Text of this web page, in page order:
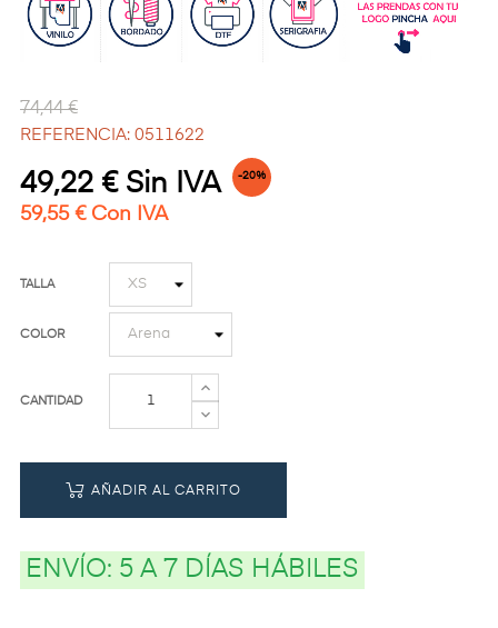
74,44 €
REFERENCIA: 0511622
49,22 € Sin IVA -20%
59,55 € Con IVA
TALLA
COLOR
CANTIDAD
AÑADIR AL CARRITO
ENVÍO: 5 A 7 DÍAS HÁBILES